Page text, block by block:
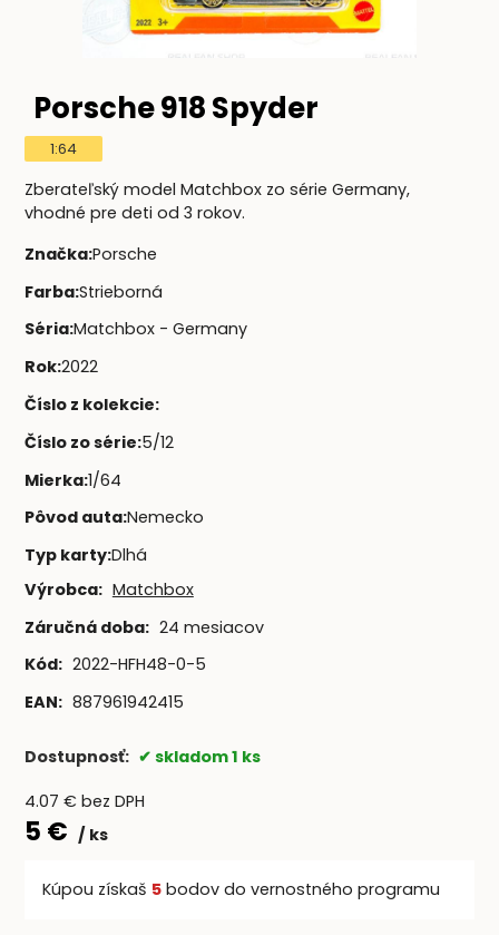
Porsche 918 Spyder
1:64
Zberateľský model Matchbox zo série Germany,
vhodné pre deti od 3 rokov.
Značka:Porsche
Farba:Strieborná
Séria:Matchbox - Germany
Rok:2022
Číslo z kolekcie:
Číslo zo série:5/12
Mierka:1/64
Pôvod auta:Nemecko
Typ karty:Dlhá
Výrobca: Matchbox
Záručná doba: 24 mesiacov
Kód: 2022-HFH48-0-5
EAN: 887961942415
Dostupnosť: skladom 1 ks
4.07 € bez DPH
5 € ks
Kúpou získaš 5bodov do vernostného programu